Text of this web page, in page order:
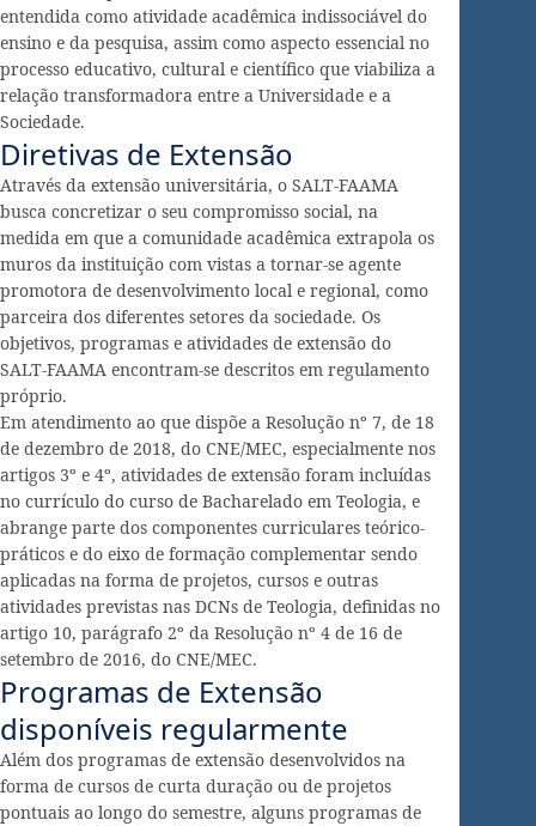
entendida como atividade acadêmica indissociável do
ensino e da pesquisa, assim como aspecto essencial no
processo educativo, cultural e científico que viabiliza a
relação transformadora entre a Universidade e a
Sociedade.
Diretivas de Extensão
Através da extensão universitária, o SALT-FAAMA
busca concretizar o seu compromisso social, na
medida em que a comunidade acadêmica extrapola os
muros da instituição com vistas a tornar-se agente
promotora de desenvolvimento local e regional, como
parceira dos diferentes setores da sociedade. Os
objetivos, programas e atividades de extensão do
SALT-FAAMA encontram-se descritos em regulamento
próprio.
Em atendimento ao que dispõe a Resolução nº 7, de 18
de dezembro de 2018, do CNE/MEC, especialmente nos
artigos 3º e 4º, atividades de extensão foram incluídas
no currículo do curso de Bacharelado em Teologia, e
abrange parte dos componentes curriculares teórico-
práticos e do eixo de formação complementar sendo
aplicadas na forma de projetos, cursos e outras
atividades previstas nas DCNs de Teologia, definidas no
artigo 10, parágrafo 2º da Resolução nº 4 de 16 de
setembro de 2016, do CNE/MEC.
Programas de Extensão
disponíveis regularmente
Além dos programas de extensão desenvolvidos na
forma de cursos de curta duração ou de projetos
pontuais ao longo do semestre, alguns programas de